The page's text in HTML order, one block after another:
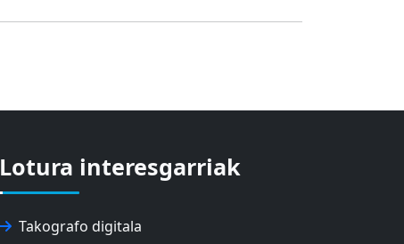
Lotura interesgarriak
Takografo digitala